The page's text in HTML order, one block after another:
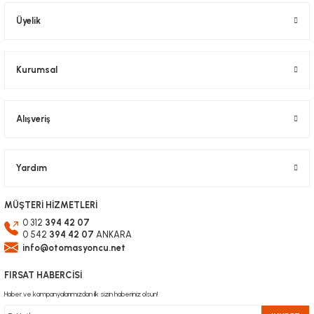
DOĞUŞ KALIP
Üyelik
Kurumsal
Alışveriş
Yardım
MÜŞTERİ HİZMETLERİ
0 312 394 42 07
0 542 394 42 07 ANKARA
info@otomasyoncu.net
FIRSAT HABERCİSİ
Haber ve kampanyalarımızdan ilk sizin haberiniz olsun!